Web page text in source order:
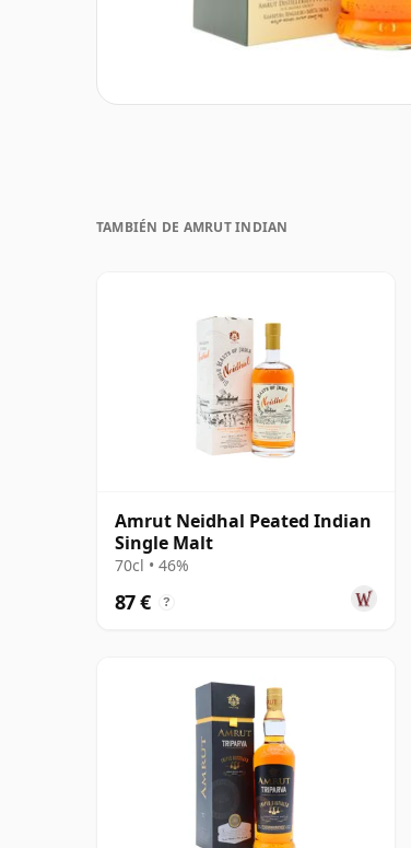
TAMBIÉN DE AMRUT INDIAN
Amrut Neidhal Peated Indian
Single Malt
70cl • 46%
87 € ?